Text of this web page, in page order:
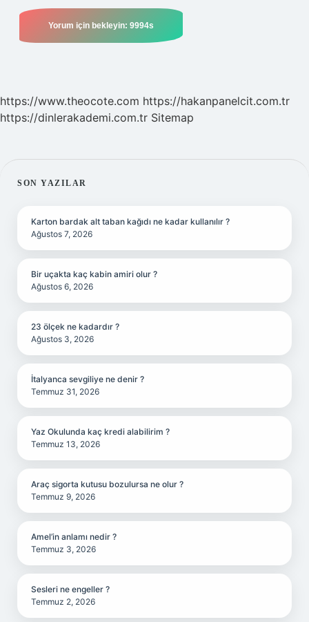
https://www.theocote.com https://hakanpanelcit.com.tr
https://dinlerakademi.com.tr Sitemap
SIDEBAR
SON YAZILAR
Karton bardak alt taban kağıdı ne kadar kullanılır ?
Ağustos 7, 2026
Bir uçakta kaç kabin amiri olur ?
Ağustos 6, 2026
23 ölçek ne kadardır ?
Ağustos 3, 2026
İtalyanca sevgiliye ne denir ?
Temmuz 31, 2026
Yaz Okulunda kaç kredi alabilirim ?
Temmuz 13, 2026
Araç sigorta kutusu bozulursa ne olur ?
Temmuz 9, 2026
Amel’in anlamı nedir ?
Temmuz 3, 2026
Sesleri ne engeller ?
Temmuz 2, 2026